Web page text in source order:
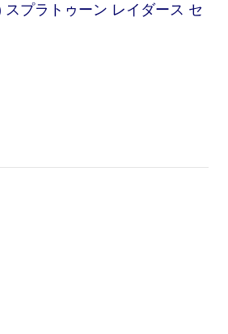
プラトゥーン レイダース セ